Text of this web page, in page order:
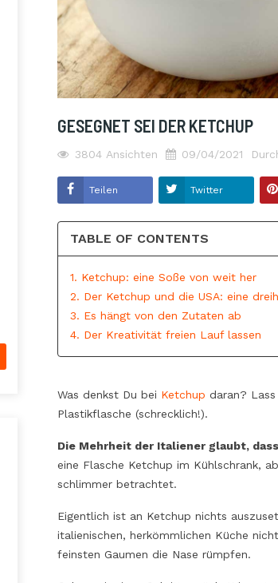
Vorzügliche Reiskörner der
Ebene Vercelli
3228Ansichten
Hast Du schon mal überlegt, wie viel
steckt? Hast Du schon daran gedacht,
wie wichtig das Gebiet, die
Bearbeitungstechniken und die
Verpackungsmethoden sind? Natürlich
Read more
In
Die
DIE ITALIENISCHEN REISSORTEN
47651Ansichten
Für uns Italiener ist Reis selten nur als
eine Beilage betrachtet. Es geht um
GESEGNET SEI DER KETCHUP
3804 Ansichten 09/04/2021
Teilen Twitter
TABLE OF CONTENTS
1. Ketchup: eine Soße von weit her
2. Der Ketchup und die USA: eine
3. Es hängt von den Zutaten ab
4. Der Kreativität freien Lauf lassen
Was denkst Du bei Ketchup daran?
Plastikflasche (schrecklich!).
Die Mehrheit der Italiener glaubt,
eine Flasche Ketchup im Kühlschrank,
schlimmer betrachtet.
Eigentlich ist an Ketchup nichts
italienischen, herkömmlichen Küche
feinsten Gaumen die Nase rümpfen.